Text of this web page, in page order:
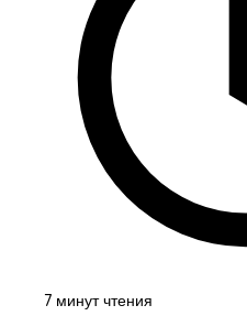
7 минут чтения